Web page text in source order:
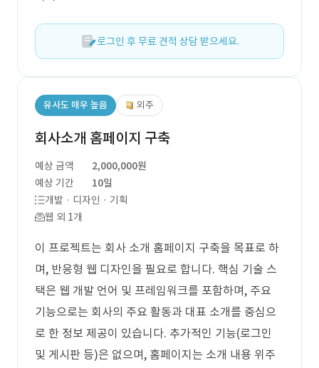
로그인 후 무료 견적 상담 받으세요.
유사도 매우 높음 외주
회사소개 홈페이지 구축
예상 금액
2,000,000원
예상 기간
10일
개발 · 디자인 · 기획
웹 외 1개
이 프로젝트는 회사 소개 홈페이지 구축을 목표로 하
며, 반응형 웹 디자인을 필요로 합니다. 핵심 기술 스
택은 웹 개발 언어 및 프레임워크를 포함하며, 주요
기능으로는 회사의 주요 활동과 대표 소개를 중심으
로 한 정보 제공이 있습니다. 추가적인 기능(로그인
및 게시판 등)은 없으며, 홈페이지는 소개 내용 위주